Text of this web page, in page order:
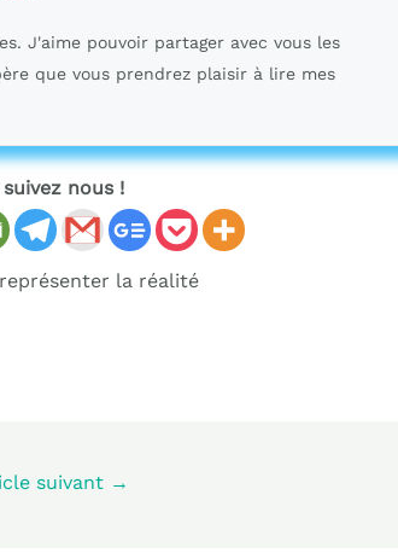
J'aime pouvoir partager avec vous les
que vous prendrez plaisir à lire mes
nous !
la réalité
suivant →